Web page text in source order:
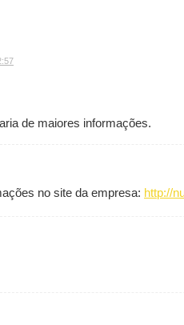
de maiores informações.
no site da empresa: http://